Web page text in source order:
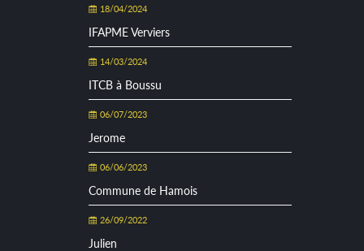
18/04/2024
IFAPME Verviers
14/03/2024
ITCB à Boussu
06/07/2023
Jerome
06/06/2023
Commune de Hamois
26/09/2022
Julien